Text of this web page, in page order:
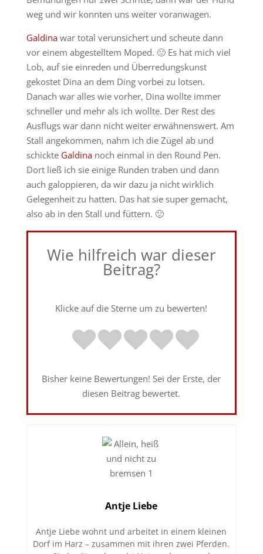
weg und wir konnten uns weiter voranwagen.
Galdinawar total verunsichert und scheute dann
vor einem abgestelltem Moped. 🙁 Es hat mich viel
Lob, auf sie einreden und Überredungskunst
gekostet Dina an dem Ding vorbei zu lotsen.
Danach war alles wie vorher, Dina wollte immer
schneller und mehr als ich wollte. Der Rest des
Ausflugs war dann nicht weiter erwähnenswert. Am
Stall angekommen, nahm ich die Zügel ab und
schickte Galdinanoch einmal in den Round Pen.
Dort ließ ich sie einige Runden traben und dann
auch galoppieren, da wir dazu ja nicht wirklich
Gelegenheit zu hatten. Das hat sie super gemacht,
also ab in den Stall und füttern. 🙂
Wie hilfreich war dieser
Beitrag?
Klicke auf die Sterne um zu bewerten!
Bisher keine Bewertungen! Sei der Erste, der
diesen Beitrag bewertet.
Antje Liebe
Antje Liebe wohnt und arbeitet in einem kleinen
Dorf im Harz – zusammen mit ihren zwei Pferden.